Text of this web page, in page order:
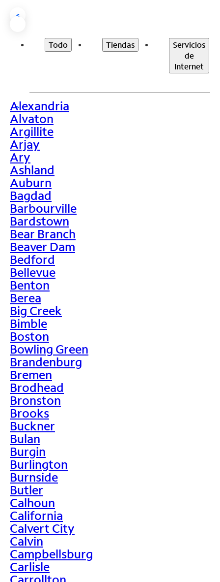
<
Todo Tiendas
Servicios
de
Internet
>
Alexandria
Alvaton
Argillite
Arjay
Ary
Ashland
Auburn
Bagdad
Barbourville
Bardstown
Bear Branch
Beaver Dam
Bedford
Bellevue
Benton
Berea
Big Creek
Bimble
Boston
Bowling Green
Brandenburg
Bremen
Brodhead
Bronston
Brooks
Buckner
Bulan
Burgin
Burlington
Burnside
Butler
Calhoun
California
Calvert City
Calvin
Campbellsburg
Carlisle